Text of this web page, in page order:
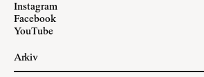
Instagram
Facebook
YouTube
Arkiv